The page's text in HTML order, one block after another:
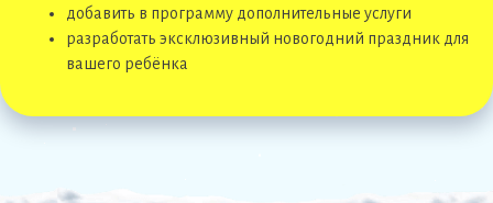
добавить в программу дополнительные услуги
разработать эксклюзивный новогодний праздник для
вашего ребёнка